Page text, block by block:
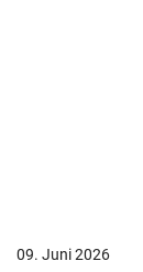
09. Juni 2026